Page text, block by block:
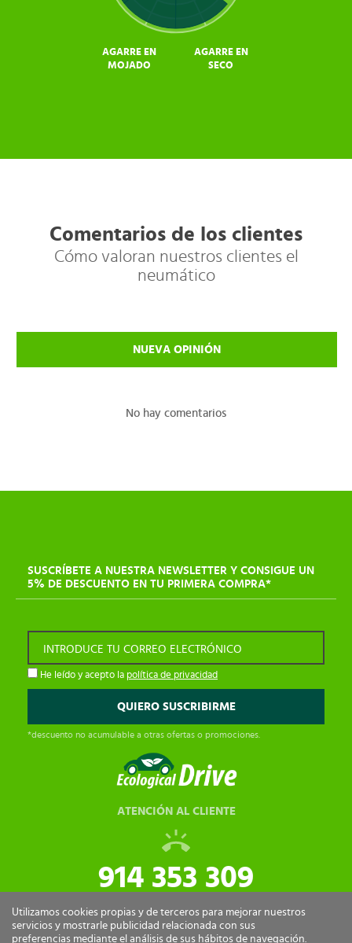
AGARRE EN
SECO
AGARRE EN
MOJADO
Comentarios de los clientes
Cómo valoran nuestros clientes el
neumático
NUEVA OPINIÓN
No hay comentarios
SUSCRÍBETE A NUESTRA NEWSLETTER Y CONSIGUE UN
5% DE DESCUENTO EN TU PRIMERA COMPRA*
INTRODUCE TU CORREO ELECTRÓNICO
He leído y acepto la política de privacidad
*descuento no acumulable a otras ofertas o promociones.
ATENCIÓN AL CLIENTE
914 353 309
tiendaonline@ecologicaldrive.com
Utilizamos cookies propias y de terceros para mejorar nuestros
servicios y mostrarle publicidad relacionada con sus
preferencias mediante el análisis de sus hábitos de navegación.